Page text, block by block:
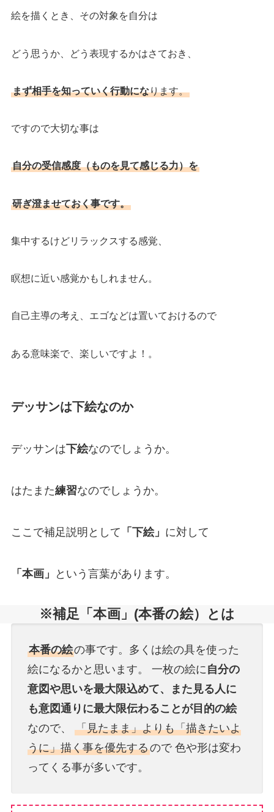
絵を描くとき、その対象を自分は
どう思うか、どう表現するかはさておき、
まず相手を知っていく行動になります。
ですので大切な事は
自分の受信感度（ものを見て感じる力）を
研ぎ澄ませておく事です。
集中するけどリラックスする感覚、
瞑想に近い感覚かもしれません。
自己主導の考え、エゴなどは置いておけるので
ある意味楽で、楽しいですよ！。
デッサンは下絵なのか
デッサンは下絵なのでしょうか。
はたまた練習なのでしょうか。
ここで補足説明として 「下絵」 に対して
「本画」 という言葉があります。
※補足「本画」(本番の絵）とは
本番の絵の事です。多くは絵の具を使った
絵になるかと思います。 一枚の絵に自分の
意図や思いを最大限込めて、また見る人に
も意図通りに最大限伝わることが目的の絵
なので、 「見たまま」よりも「描きたいよ
うに」描く事を優先するので 色や形は変わ
ってくる事が多いです。